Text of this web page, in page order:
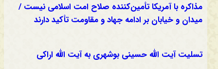
مذاکره با آمریکا تأمین‌کننده صلاح امت اسلامی نیست /
میدان و خیابان بر ادامه جهاد و مقاومت تأکید دارند
تسلیت آیت الله حسینی بوشهری به آیت الله اراکی